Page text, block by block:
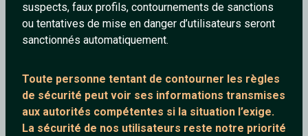
suspects, faux profils, contournements de sanctions
ou tentatives de mise en danger d’utilisateurs seront
sanctionnés automatiquement.
Toute personne tentant de contourner les règles
de sécurité peut voir ses informations transmises
aux autorités compétentes si la situation l’exige.
La sécurité de nos utilisateurs reste notre priorité
Helsinki-- Cathy17